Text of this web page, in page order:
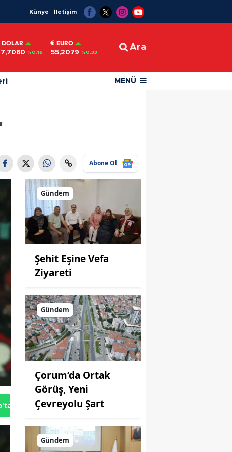
Künye İletişim
DOLAR
%0.16
EURO
55,2079 %0.33
Ara
MENÜ
Abone Ol
Gönder
Gündem
Şehit Eşine Vefa
Ziyareti
Gündem
Çorum’da Ortak
Görüş, Yeni
Çevreyolu Şart
Gündem